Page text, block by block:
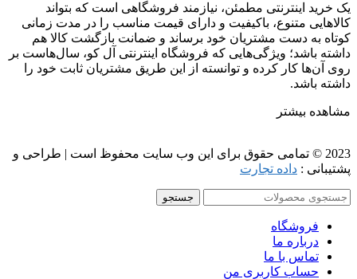
یک خرید اینترنتی مطمئن، نیازمند فروشگاهی است که بتواند
کالاهایی متنوع، باکیفیت و دارای قیمت مناسب را در مدت زمانی
کوتاه به دست مشتریان خود برساند و ضمانت بازگشت کالا هم
داشته باشد؛ ویژگی‌هایی که فروشگاه اینترنتی آل کو، سال‌هاست بر
روی آن‌ها کار کرده و توانسته از این طریق مشتریان ثابت خود را
داشته باشد.
مشاهده بیشتر
2023 © تمامی حقوق برای این وب سایت محفوظ است | طراحی و
پشتیبانی : داده تجارت
جستجو
فروشگاه
درباره ما
تماس با ما
حساب کاربری من